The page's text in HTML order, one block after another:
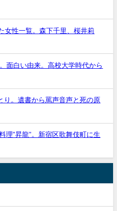
女性一覧。森下千里、桜井莉
面白い由来。高校大学時代から
り。遺書から罵声音声と死の原
理”昇龍”。新宿区歌舞伎町に生